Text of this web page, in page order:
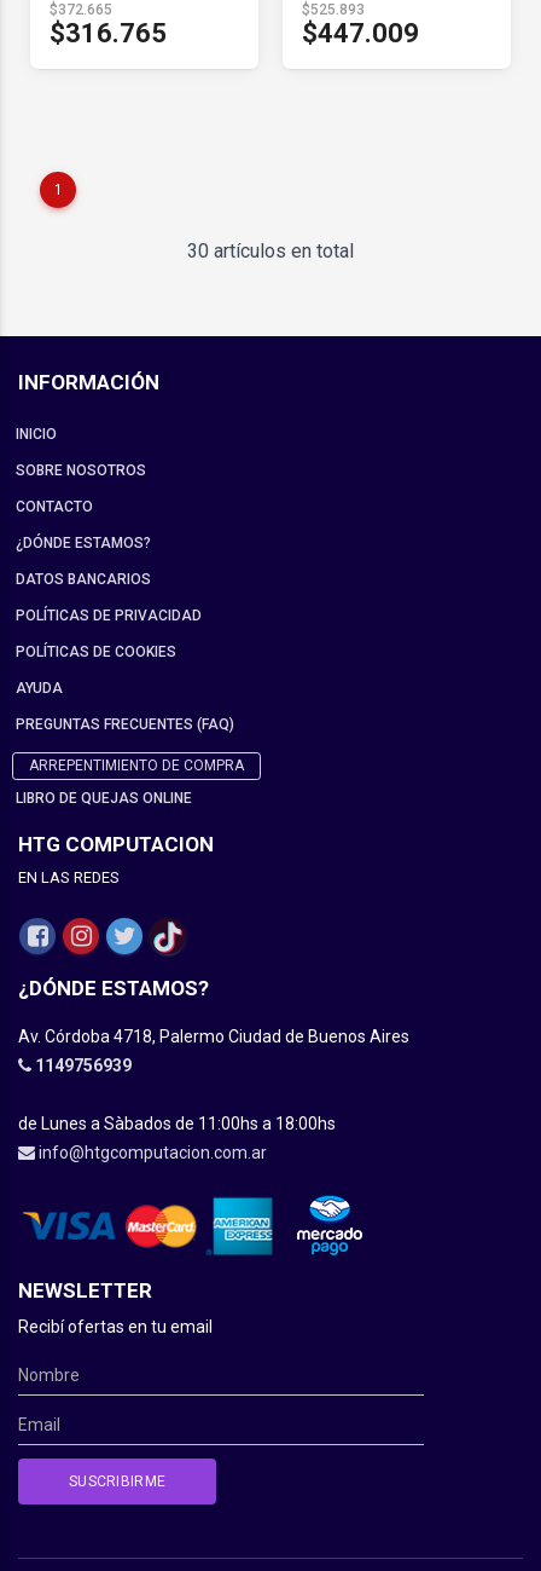
$372.665
$316.765
$525.893
$447.009
1
30 artículos en total
INFORMACIÓN
INICIO
SOBRE NOSOTROS
CONTACTO
¿DÓNDE ESTAMOS?
DATOS BANCARIOS
POLÍTICAS DE PRIVACIDAD
POLÍTICAS DE COOKIES
AYUDA
PREGUNTAS FRECUENTES (FAQ)
ARREPENTIMIENTO DE COMPRA
LIBRO DE QUEJAS ONLINE
HTG COMPUTACION
EN LAS REDES
¿DÓNDE ESTAMOS?
Av. Córdoba 4718, Palermo Ciudad de Buenos Aires
1149756939
de Lunes a Sàbados de 11:00hs a 18:00hs
info@htgcomputacion.com.ar
NEWSLETTER
Recibí ofertas en tu email